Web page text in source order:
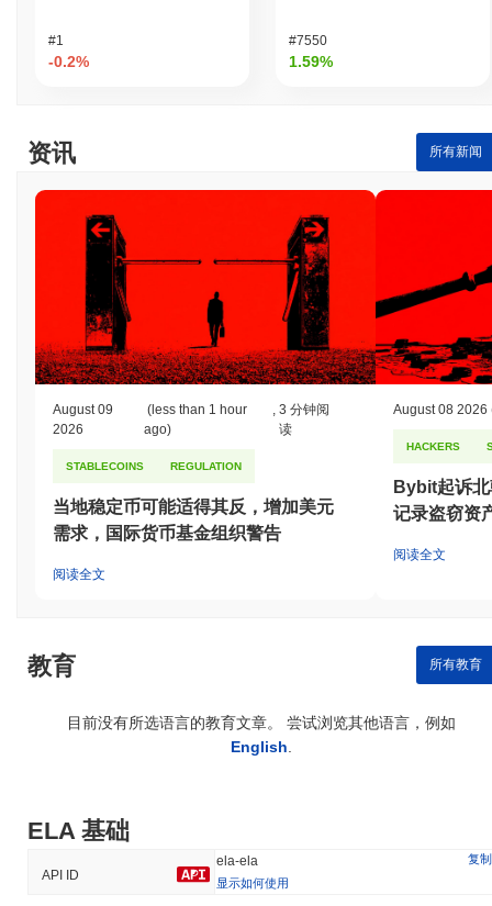
#1
-0.2%
#7550
1.59%
资讯 所有新闻
August 09
2026
(less than 1 hour
ago)
,3 分钟阅
读
STABLECOINS REGULATION
当地稳定币可能适得其反，增加美元
需求，国际货币基金组织警告
阅读全文
August 08 2026
HACKERS
Bybit起诉
记录盗窃资
阅读全文
教育 所有教育
目前没有所选语言的教育文章。 尝试浏览其他语言，例如
English
ELA 基础
API ID
ela-ela
复制
显示如何使用